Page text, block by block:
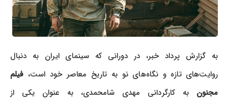
به گزارش پرداد خبر، در دورانی که سینمای ایران به دنبال
روایت‌های تازه و نگاه‌های نو به تاریخ معاصر خود است،فیلم
مجنونبه کارگردانی مهدی شامحمدی، به عنوان یکی از